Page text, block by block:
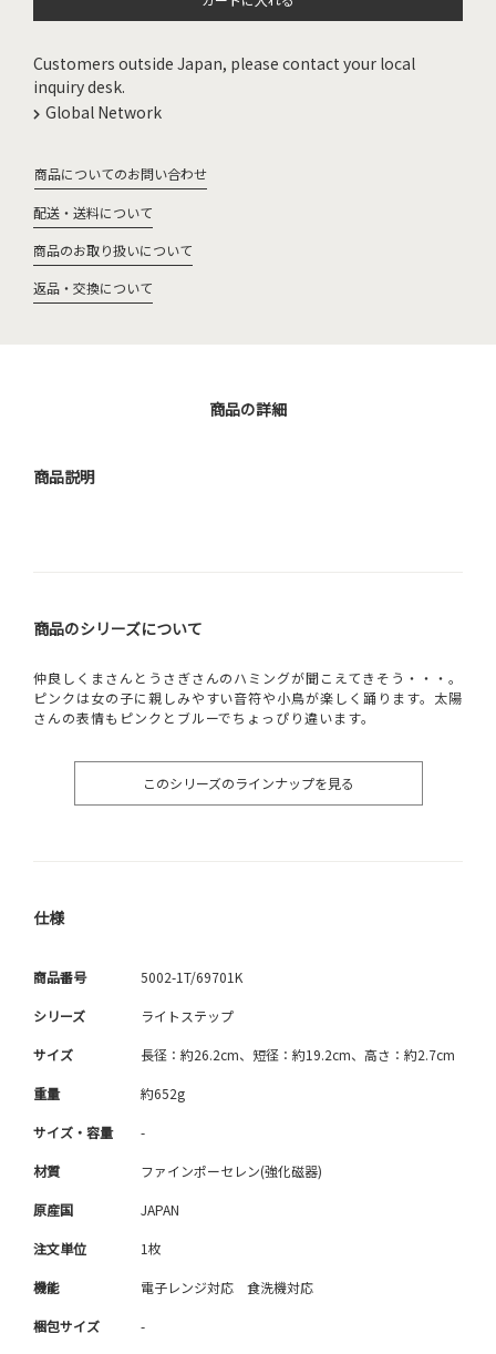
Customers outside Japan, please contact your local
inquiry desk.
Global Network
商品についてのお問い合わせ
配送・送料について
商品のお取り扱いについて
返品・交換について
商品の詳細
商品説明
商品のシリーズについて
仲良しくまさんとうさぎさんのハミングが聞こえてきそう・・・。
ピンクは女の子に親しみやすい音符や小鳥が楽しく踊ります。太陽
さんの表情もピンクとブルーでちょっぴり違います。
このシリーズのラインナップを見る
仕様
商品番号 5002-1T/69701K
シリーズ ライトステップ
サイズ 長径：約26.2cm、短径：約19.2cm、高さ：約2.7cm
重量 約652g
サイズ・容量 -
材質 ファインポーセレン(強化磁器)
原産国 JAPAN
注文単位 1枚
機能 電子レンジ対応 食洗機対応
梱包サイズ -